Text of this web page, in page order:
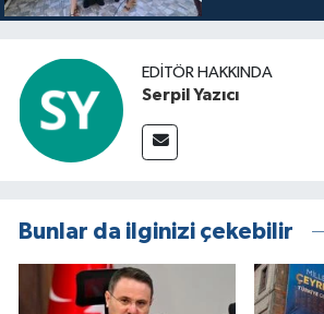
buluşuyo
EDITÖR HAKKINDA
Serpil Yazıcı
Bunlar da ilginizi çekebilir